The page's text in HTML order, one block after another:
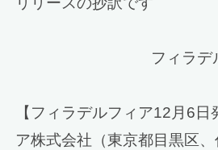
フィラデ
【フィラデルフィア12月6日
ア株式会社（東京都目黒区、